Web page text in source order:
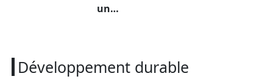
un…
Développement durable